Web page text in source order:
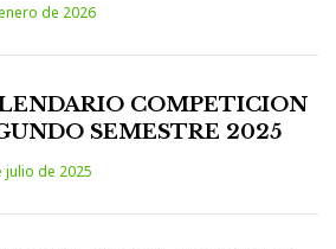
de 2026
COMPETICION
SEMESTRE 2025
julio de 2025